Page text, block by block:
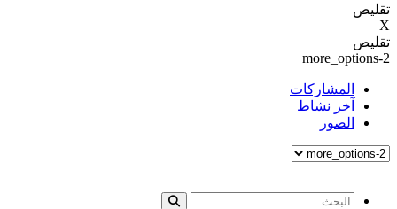
تقليص
X
تقليص
more_options-2
المشاركات
آخر نشاط
الصور